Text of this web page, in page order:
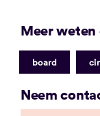
Meer weten
board
Neem